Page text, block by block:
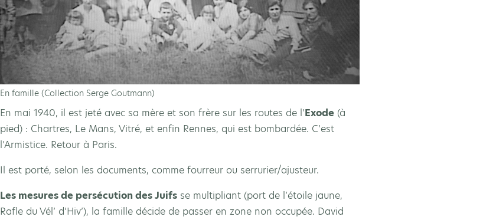
En famille (Collection Serge Goutmann)
En mai 1940, il est jeté avec sa mère et son frère sur les routes de l’Exode (à
pied) : Chartres, Le Mans, Vitré, et enfin Rennes, qui est bombardée. C’est
l’Armistice. Retour à Paris.
Il est porté, selon les documents, comme fourreur ou serrurier/ajusteur.
Les mesures de persécution des Juifsse multipliant (port de l’étoile jaune,
Rafle du Vél’ d’Hiv’), la famille décide de passer en zone non occupée. David